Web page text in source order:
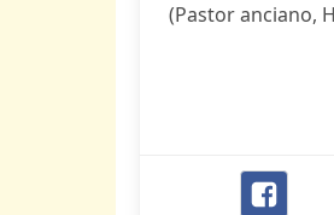
(Pastor anciano,